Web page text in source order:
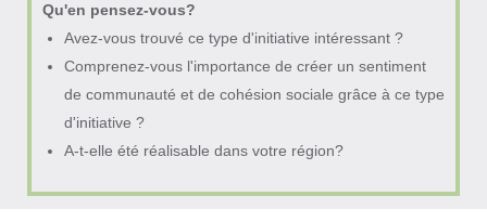
Qu'en pensez-vous?
Avez-vous trouvé ce type d'initiative intéressant ?
Comprenez-vous l'importance de créer un sentiment
de communauté et de cohésion sociale grâce à ce type
d'initiative ?
A-t-elle été réalisable dans votre région?